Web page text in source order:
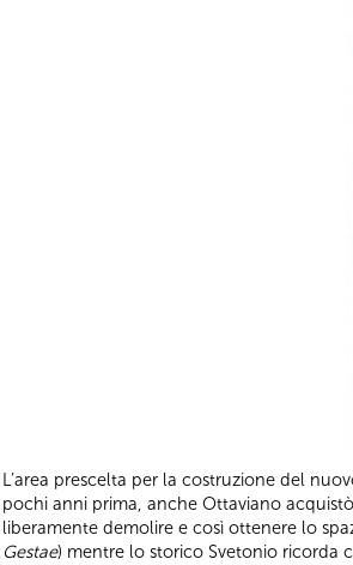
L’area prescelta per la costruzione del
pochi anni prima, anche Ottaviano
liberamente demolire e così ottenere lo
Gestae) mentre lo storico Svetonio ricorda